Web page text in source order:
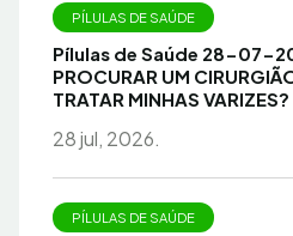
PÍLULAS DE SAÚDE
Pílulas de Saúde 28-07-
PROCURAR UM
TRATAR MINHAS VARIZES?
28 jul, 2026.
PÍLULAS DE SAÚDE